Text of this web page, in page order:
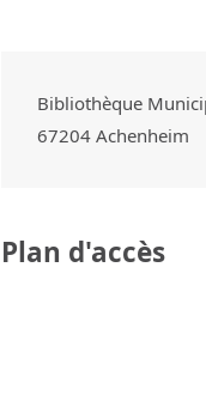
Bibliothèque
67204 Achenheim
Plan d'accès